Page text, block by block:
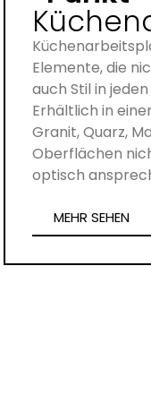
Elemente, die
auch Stil in
Erhältlich in
Granit, Quarz,
Oberflächen
optisch
MEHR SEHEN